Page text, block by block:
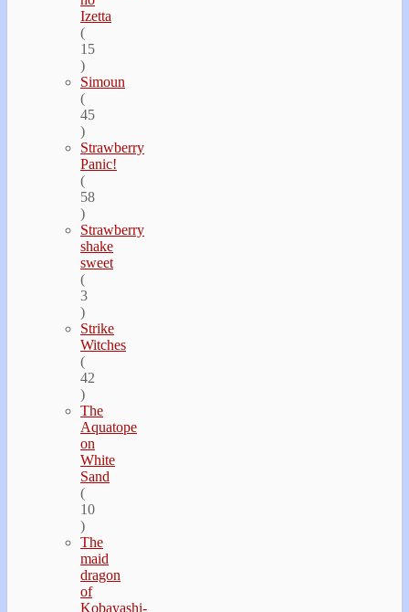
Izetta
(
15
)
Simoun
(
45
)
Strawberry
Panic!
(
58
)
Strawberry
shake
sweet
(
3
)
Strike
Witches
(
42
)
The
Aquatope
on
White
Sand
(
10
)
The
maid
dragon
of
Kobayashi-